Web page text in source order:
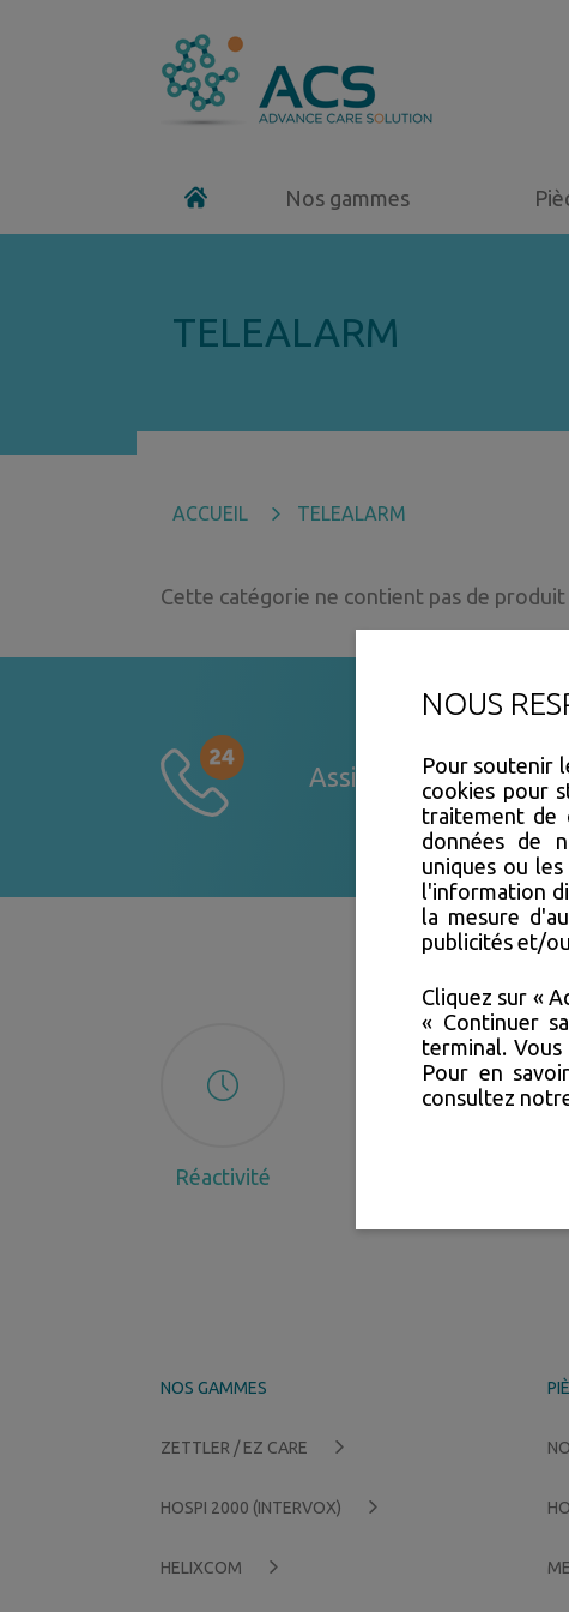
Nos gammes
TELEALARM
ACCUEIL TELEALARM
Cette catégorie ne contient pas de
Assistance /
Réactivité
NOS GAMMES
ZETTLER / EZ CARE
HOSPI 2000 (INTERVOX)
HELIXCOM
NOUS
Pour soutenir
cookies pour
traitement de
données de
uniques ou
l'information
la mesure
publicités et/
Cliquez sur «
« Continuer
terminal.
Pour en
consultez